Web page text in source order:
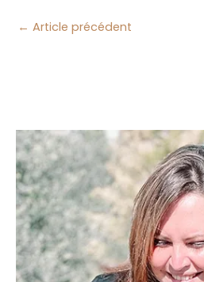
← Article précédent